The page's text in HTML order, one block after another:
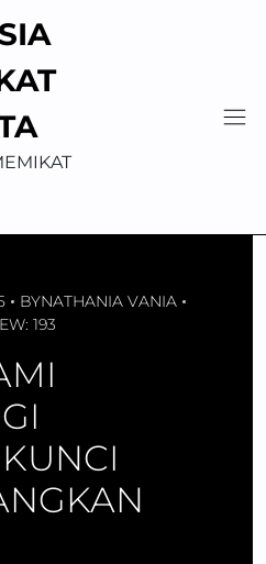
BYNATHANIA VANIA
193